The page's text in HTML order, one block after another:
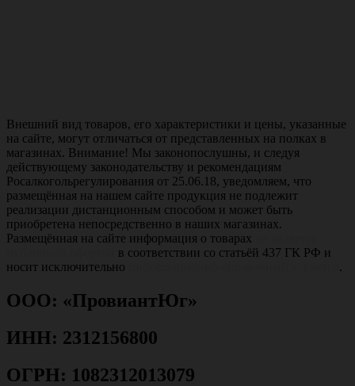
Внешний вид товаров, его характеристики и цены, указанные
на сайте, могут отличаться от представленных на полках в
магазинах. Внимание! Мы законопослушны, и следуя
действующему законодательству и рекомендациям
Росалкогольрегулирования от 25.06.18, уведомляем, что
размещённая на нашем сайте продукция не подлежит
реализации дистанционным способом и может быть
приобретена непосредственно в наших магазинах.
Размещённая на сайте информация о товарах
в соответствии со статьёй 437 ГК РФ и
носит исключительно
.
ООО: «ПровиантЮг»
ИНН: 2312156800
ОГРН: 1082312013079